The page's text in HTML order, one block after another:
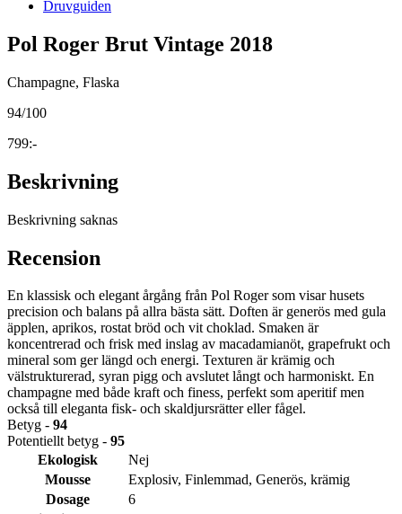
Druvguiden
Pol Roger Brut Vintage 2018
Champagne, Flaska
94/100
799:-
Beskrivning
Beskrivning saknas
Recension
En klassisk och elegant årgång från Pol Roger som visar husets
precision och balans på allra bästa sätt. Doften är generös med gula
äpplen, aprikos, rostat bröd och vit choklad. Smaken är
koncentrerad och frisk med inslag av macadamianöt, grapefrukt och
mineral som ger längd och energi. Texturen är krämig och
välstrukturerad, syran pigg och avslutet långt och harmoniskt. En
champagne med både kraft och finess, perfekt som aperitif men
också till eleganta fisk- och skaldjursrätter eller fågel.
Betyg - 94
Potentiellt betyg - 95
Ekologisk
Nej
Mousse
Explosiv, Finlemmad, Generös, krämig
Dosage
6